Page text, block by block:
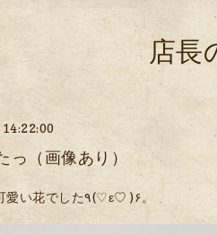
店長
っ（画像あり）
薄い黄色の可愛い花でした٩(♡ε♡ )۶。